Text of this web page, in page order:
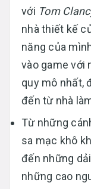
với Tom
nhà thiết kế
năng của
vào game với
quy mô nhất,
đến từ nhà
Từ những
sa mạc khô
đến những
những cao